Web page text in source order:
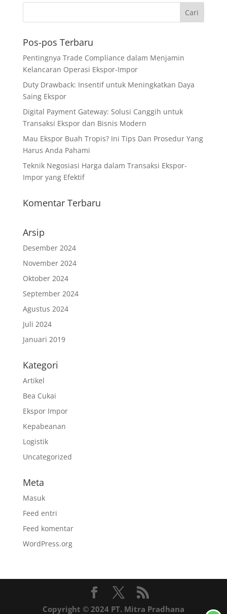
Pos-pos Terbaru
Pentingnya Trade Compliance dalam Menjamin
Kelancaran Operasi Ekspor-Impor
Duty Drawback: Insentif untuk Meningkatkan Daya
Saing Ekspor
Digital Payment Gateway: Solusi Canggih untuk
Transaksi Ekspor dan Bisnis Modern
Mau Ekspor Buah Tropis? Ini Tips Dan Prosedur Yang
Harus Anda Pahami
Teknik Negosiasi Harga dalam Transaksi Ekspor-
Impor yang Efektif
Komentar Terbaru
Arsip
Desember 2024
November 2024
Oktober 2024
September 2024
Agustus 2024
Juli 2024
Januari 2019
Kategori
Artikel
Bea Cukai
Ekspor Impor
Kepabeanan
Logistik
Uncategorized
Meta
Masuk
Feed entri
Feed komentar
WordPress.org
Copyright © 2024 PT. Mitra Pradhana